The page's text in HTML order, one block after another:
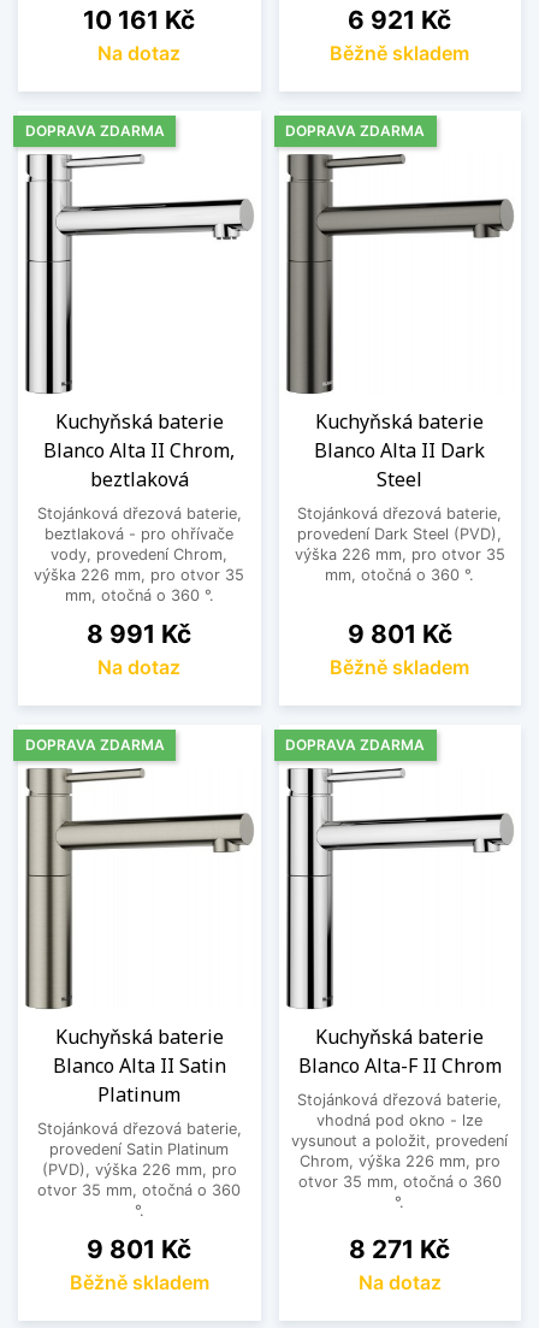
Cena
10 161 Kč
Na dotaz
Cena
6 921 Kč
Běžně skladem
Kuchyňská baterie
Blanco Alta II Chrom,
beztlaková
Stojánková dřezová baterie,
beztlaková - pro ohřívače
vody, provedení Chrom,
výška 226 mm, pro otvor 35
mm, otočná o 360 °.
Cena
8 991 Kč
Na dotaz
DOPRAVA ZDARMA
Kuchyňská baterie
Blanco Alta II Dark
Steel
Stojánková dřezová baterie,
provedení Dark Steel (PVD),
výška 226 mm, pro otvor 35
mm, otočná o 360 °.
Cena
9 801 Kč
Běžně skladem
DOPRAVA ZDARMA
Kuchyňská baterie
Blanco Alta II Satin
Platinum
Stojánková dřezová baterie,
provedení Satin Platinum
(PVD), výška 226 mm, pro
otvor 35 mm, otočná o 360
°.
Cena
9 801 Kč
Běžně skladem
DOPRAVA ZDARMA
Kuchyňská baterie
Blanco Alta-F II Chrom
Stojánková dřezová baterie,
vhodná pod okno - lze
vysunout a položit, provedení
Chrom, výška 226 mm, pro
otvor 35 mm, otočná o 360
°.
Cena
8 271 Kč
Na dotaz
DOPRAVA ZDARMA